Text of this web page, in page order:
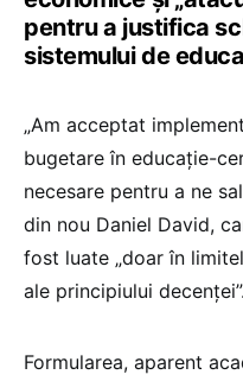
pentru a justifica
sistemului de
„Am acceptat
bugetare în educație-
necesare pentru a ne
din nou Daniel David,
fost luate „doar în
ale principiului decenței”.
Formularea, aparent